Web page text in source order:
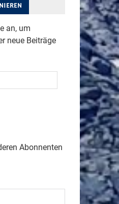
an, um
neue Beiträge
Abonnenten